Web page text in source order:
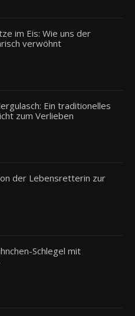
im Eis: Wie uns der
verwöhnt
Ein traditionelles
zum Verlieben
der Lebensretterin zur
Schlegel mit